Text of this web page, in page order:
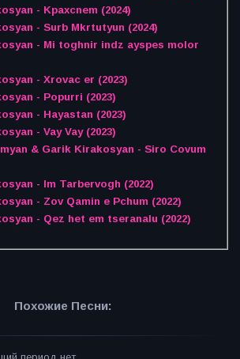
- Kpaxcnem (2024)
- Surb Mkrtutyun (2024)
- Mi toghnir indz ayspes molor
- Xrovac er (2023)
- Popurri (2023)
- Hayastan (2023)
- Vay Vay (2023)
& Garik Kirakosyan - Siro Covum
- Im Tarbervogh (2022)
- Zov Qamin e Pchum (2022)
- Qez het em tseranalu (2022)
Похожие Песни: